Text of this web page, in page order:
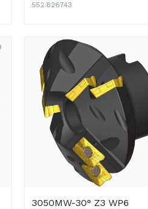
552.826743
3050MW-30° Z3 WP6